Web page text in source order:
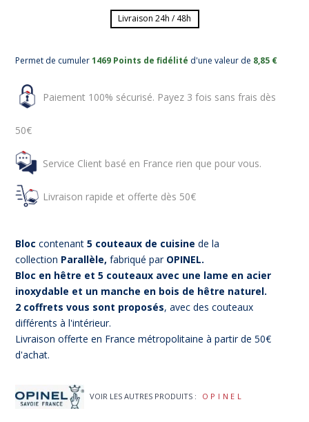
Livraison 24h / 48h
Permet de cumuler1469 Points de fidélité d'une valeur de 8,85 €
Paiement 100% sécurisé. Payez 3 fois sans frais dès
50€
Service Client basé en France rien que pour vous.
Livraison rapide et offerte dès 50€
Bloccontenant5 couteaux de cuisinede la
collection Parallèle, fabriqué par OPINEL.
Bloc en hêtre et 5 couteaux avec une lame en acier
inoxydable et un manche en bois de hêtre naturel.
2 coffrets vous sont proposés, avec des couteaux
différents à l'intérieur.
Livraison offerte en France métropolitaine à partir de 50€
d'achat.
VOIR LES AUTRES PRODUITS : OPINEL